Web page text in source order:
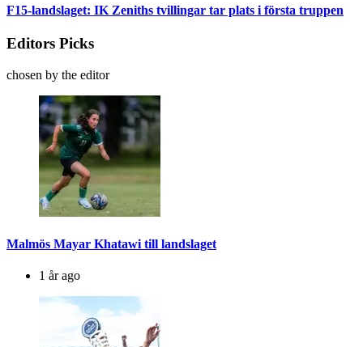
F15-landslaget: IK Zeniths tvillingar tar plats i första truppen
Editors Picks
chosen by the editor
Malmös Mayar Khatawi till landslaget
1 år ago